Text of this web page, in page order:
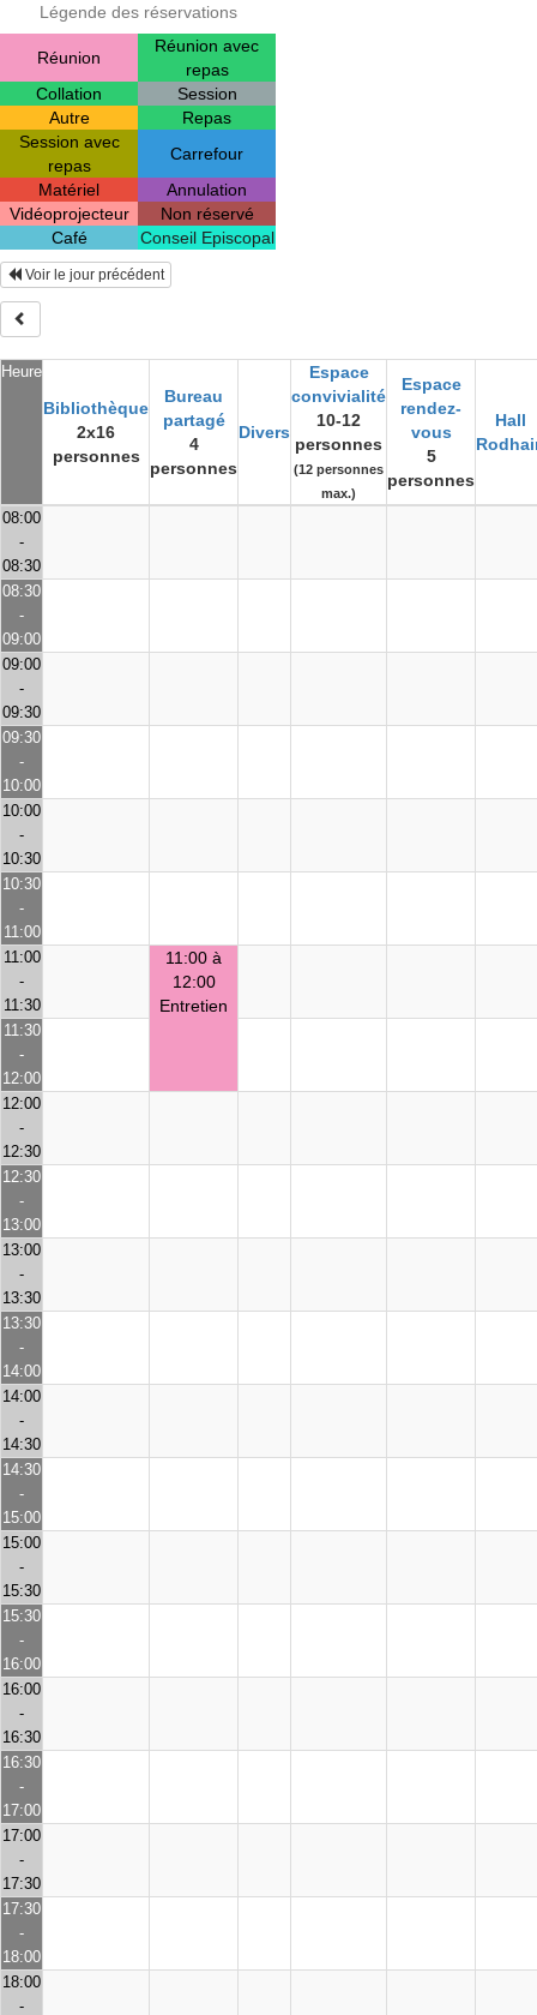
Légende des réservations
Réunion
Réunion avec
repas
Collation
Session
Autre
Repas
Session avec
repas
Carrefour
Matériel
Annulation
Vidéoprojecteur
Non réservé
Café
Conseil Episcopal
Heure
Bibliothèque
2x16
personnes
Bureau
partagé
4
personnes
Divers
Espace
convivialité
10-12
personnes
(12 personnes
max.)
Espace
rendez-
vous
5
personnes
Hall
Voir le jour précédent
08:00
-
08:30
08:30
-
09:00
09:00
-
09:30
09:30
-
10:00
10:00
-
10:30
10:30
-
11:00
11:00
-
11:30
11:00 à
12:00
Entretien
11:30
-
12:00
12:00
-
12:30
12:30
-
13:00
13:00
-
13:30
13:30
-
14:00
14:00
-
14:30
14:30
-
15:00
15:00
-
15:30
15:30
-
16:00
16:00
-
16:30
16:30
-
17:00
17:00
-
17:30
17:30
-
18:00
18:00
-